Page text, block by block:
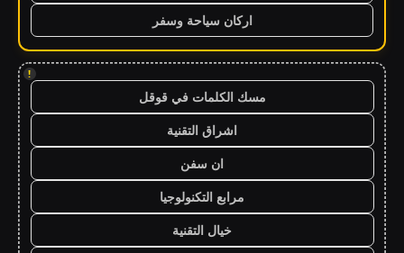
اركان سياحة وسفر
!
مسك الكلمات في قوقل
اشراق التقنية
ان سفن
مرابع التكنولوجيا
خيال التقنية